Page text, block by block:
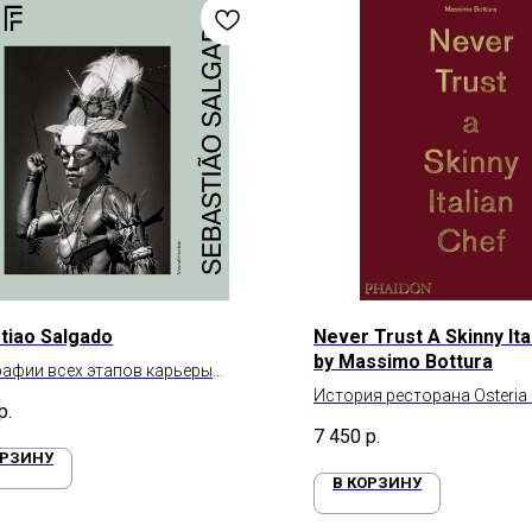
Salgado
всех этапов карьеры
Never Trust A Skinny
by Massimo Bottura
История ресторана
рецептами
7 450 р.
В КОРЗИНУ